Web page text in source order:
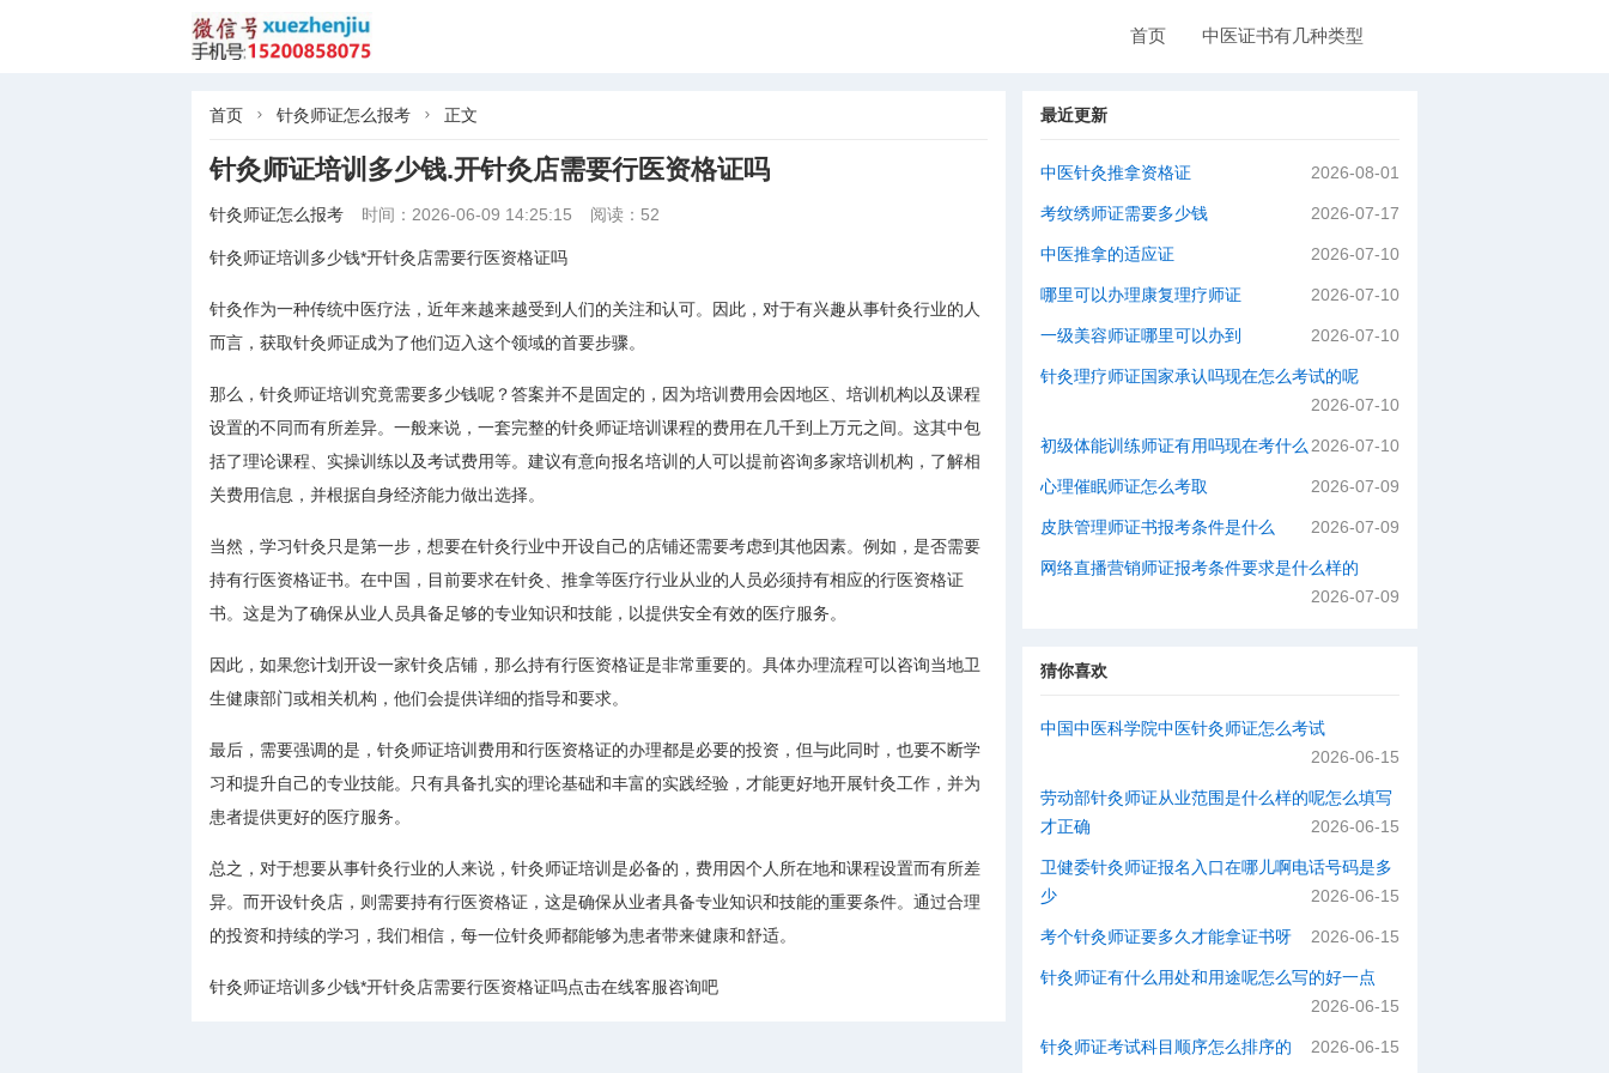
首页 中医证书有几种类型
首页  针灸师证怎么报考  正文
针灸师证培训多少钱.开针灸店需要行医资格证吗
针灸师证怎么报考 时间：2026-06-09 14:25:15 阅读：52
针灸师证培训多少钱*开针灸店需要行医资格证吗
针灸作为一种传统中医疗法，近年来越来越受到人们的关注和认可。因此，对于有兴趣从事针灸行业的人
而言，获取针灸师证成为了他们迈入这个领域的首要步骤。
那么，针灸师证培训究竟需要多少钱呢？答案并不是固定的，因为培训费用会因地区、培训机构以及课程
设置的不同而有所差异。一般来说，一套完整的针灸师证培训课程的费用在几千到上万元之间。这其中包
括了理论课程、实操训练以及考试费用等。建议有意向报名培训的人可以提前咨询多家培训机构，了解相
关费用信息，并根据自身经济能力做出选择。
当然，学习针灸只是第一步，想要在针灸行业中开设自己的店铺还需要考虑到其他因素。例如，是否需要
持有行医资格证书。在中国，目前要求在针灸、推拿等医疗行业从业的人员必须持有相应的行医资格证
书。这是为了确保从业人员具备足够的专业知识和技能，以提供安全有效的医疗服务。
因此，如果您计划开设一家针灸店铺，那么持有行医资格证是非常重要的。具体办理流程可以咨询当地卫
生健康部门或相关机构，他们会提供详细的指导和要求。
最后，需要强调的是，针灸师证培训费用和行医资格证的办理都是必要的投资，但与此同时，也要不断学
习和提升自己的专业技能。只有具备扎实的理论基础和丰富的实践经验，才能更好地开展针灸工作，并为
患者提供更好的医疗服务。
总之，对于想要从事针灸行业的人来说，针灸师证培训是必备的，费用因个人所在地和课程设置而有所差
异。而开设针灸店，则需要持有行医资格证，这是确保从业者具备专业知识和技能的重要条件。通过合理
的投资和持续的学习，我们相信，每一位针灸师都能够为患者带来健康和舒适。
针灸师证培训多少钱*开针灸店需要行医资格证吗点击在线客服咨询吧
最近更新
中医针灸推拿资格证 2026-08-01
考纹绣师证需要多少钱 2026-07-17
中医推拿的适应证 2026-07-10
哪里可以办理康复理疗师证 2026-07-10
一级美容师证哪里可以办到 2026-07-10
针灸理疗师证国家承认吗现在怎么考试的呢
2026-07-10
初级体能训练师证有用吗现在考什么 2026-07-10
心理催眠师证怎么考取 2026-07-09
皮肤管理师证书报考条件是什么 2026-07-09
网络直播营销师证报考条件要求是什么样的
2026-07-09
猜你喜欢
中国中医科学院中医针灸师证怎么考试
2026-06-15
劳动部针灸师证从业范围是什么样的呢怎么填写
才正确
2026-06-15
卫健委针灸师证报名入口在哪儿啊电话号码是多
少
2026-06-15
考个针灸师证要多久才能拿证书呀 2026-06-15
针灸师证有什么用处和用途呢怎么写的好一点
2026-06-15
针灸师证考试科目顺序怎么排序的 2026-06-15